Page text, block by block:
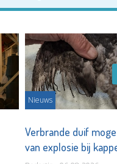
Nieuws
Verbrande duif
van explosie bij